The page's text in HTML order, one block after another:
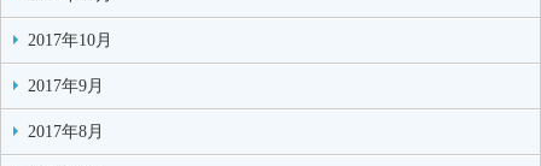
2017年10月
2017年9月
2017年8月